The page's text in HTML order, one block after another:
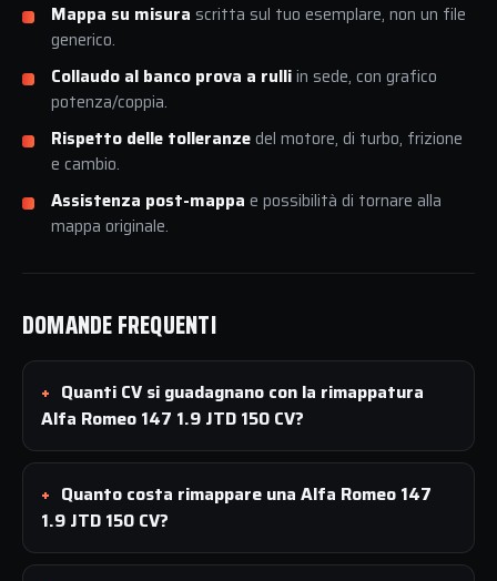
Mappa su misura scritta sul tuo esemplare, non un file
generico.
Collaudo al banco prova a rulliin sede, con grafico
potenza/coppia.
Rispetto delle tolleranzedel motore, di turbo, frizione
e cambio.
Assistenza post-mappa e possibilità di tornare alla
mappa originale.
DOMANDE FREQUENTI
Quanti CV si guadagnano con la rimappatura
Alfa Romeo 147 1.9 JTD 150 CV?
Quanto costa rimappare una Alfa Romeo 147
1.9 JTD 150 CV?